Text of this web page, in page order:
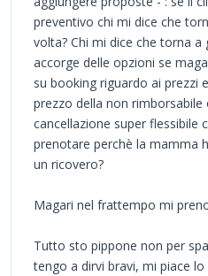
preventivo chi mi dice che
volta? Chi mi dice che torna
accorge delle opzioni se
su booking riguardo ai prezzi
prezzo della non rimborsabile
cancellazione super flessibile
prenotare perchè la mamma
un ricovero?
Magari nel frattempo mi
Tutto sto pippone non per
tengo a dirvi bravi, mi piace